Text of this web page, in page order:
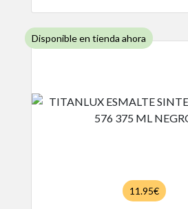
Disponible en tienda ahora
11.95€